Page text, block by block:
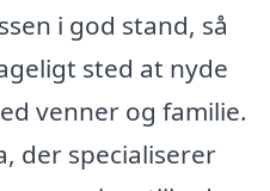
i god stand, så
sted at nyde
venner og familie.
der specialiserer